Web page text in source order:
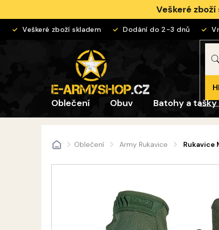
obsah
Veškeré
Veškeré zboží skladem Dodání do 2-3 dnů
Oblečení Obuv Batohy a tašky
DomůOblečení Army Rukavice Rukavice